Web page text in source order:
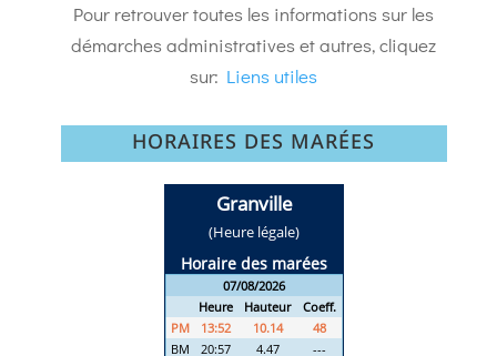
Pour retrouver toutes les informations sur les
démarches administratives et autres, cliquez
sur: Liens utiles
HORAIRES DES MARÉES